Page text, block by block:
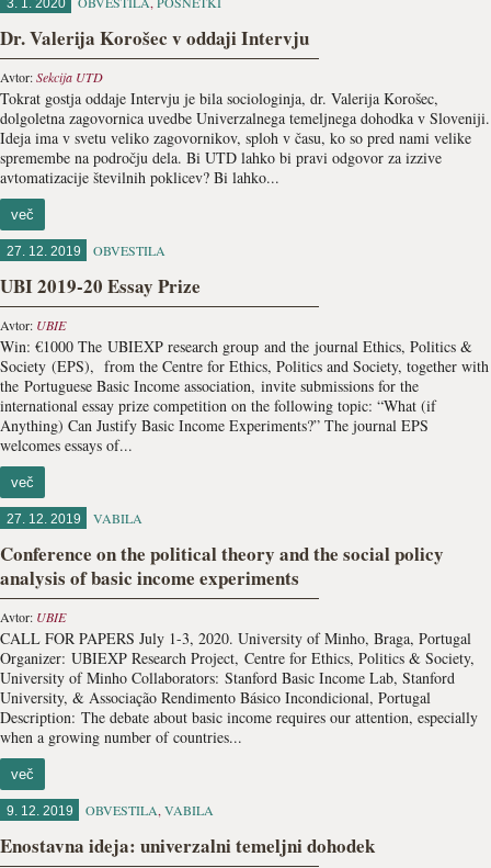
3. 1. 2020
Dr. Valerija Korošec v oddaji Intervju
Avtor:Sekcija UTD
Tokrat gostja oddaje Intervju je bila sociologinja, dr. Valerija Korošec,
dolgoletna zagovornica uvedbe Univerzalnega temeljnega dohodka v Sloveniji.
Ideja ima v svetu veliko zagovornikov, sploh v času, ko so pred nami velike
spremembe na področju dela. Bi UTD lahko bi pravi odgovor za izzive
avtomatizacije številnih poklicev? Bi lahko...
več
27. 12. 2019 OBVESTILA
UBI 2019-20 Essay Prize
Avtor: UBIE
Win: €1000 The UBIEXP research group and the journal Ethics, Politics &
Society (EPS), from the Centre for Ethics, Politics and Society, together with
the Portuguese Basic Income association, invite submissions for the
international essay prize competition on the following topic: “What (if
Anything) Can Justify Basic Income Experiments?” The journal EPS
welcomes essays of...
več
27. 12. 2019 VABILA
Conference on the political theory and the social policy
analysis of basic income experiments
Avtor: UBIE
CALL FOR PAPERS July 1-3, 2020. ​University of Minho, Braga, Portugal
Organizer: UBIEXP Research Project, Centre for Ethics, Politics & Society,
University of Minho Collaborators: Stanford Basic Income Lab, Stanford
University, & Associação Rendimento Básico Incondicional, Portugal
Description: The debate about basic income requires our attention, especially
when a growing number of countries...
več
9. 12. 2019 OBVESTILA, VABILA
Enostavna ideja: univerzalni temeljni dohodek